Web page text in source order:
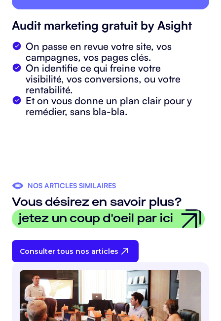
Audit marketing gratuit by Asight
On passe en revue votre site, vos
campagnes, vos pages clés.
On identifie ce qui freine votre
visibilité, vos conversions, ou votre
rentabilité.
Et on vous donne un plan clair pour y
remédier, sans bla-bla.
NOS ARTICLES SIMILAIRES
Vous désirez en savoir plus?
jetez un coup d'oeil par ici
Consulter tous nos articles